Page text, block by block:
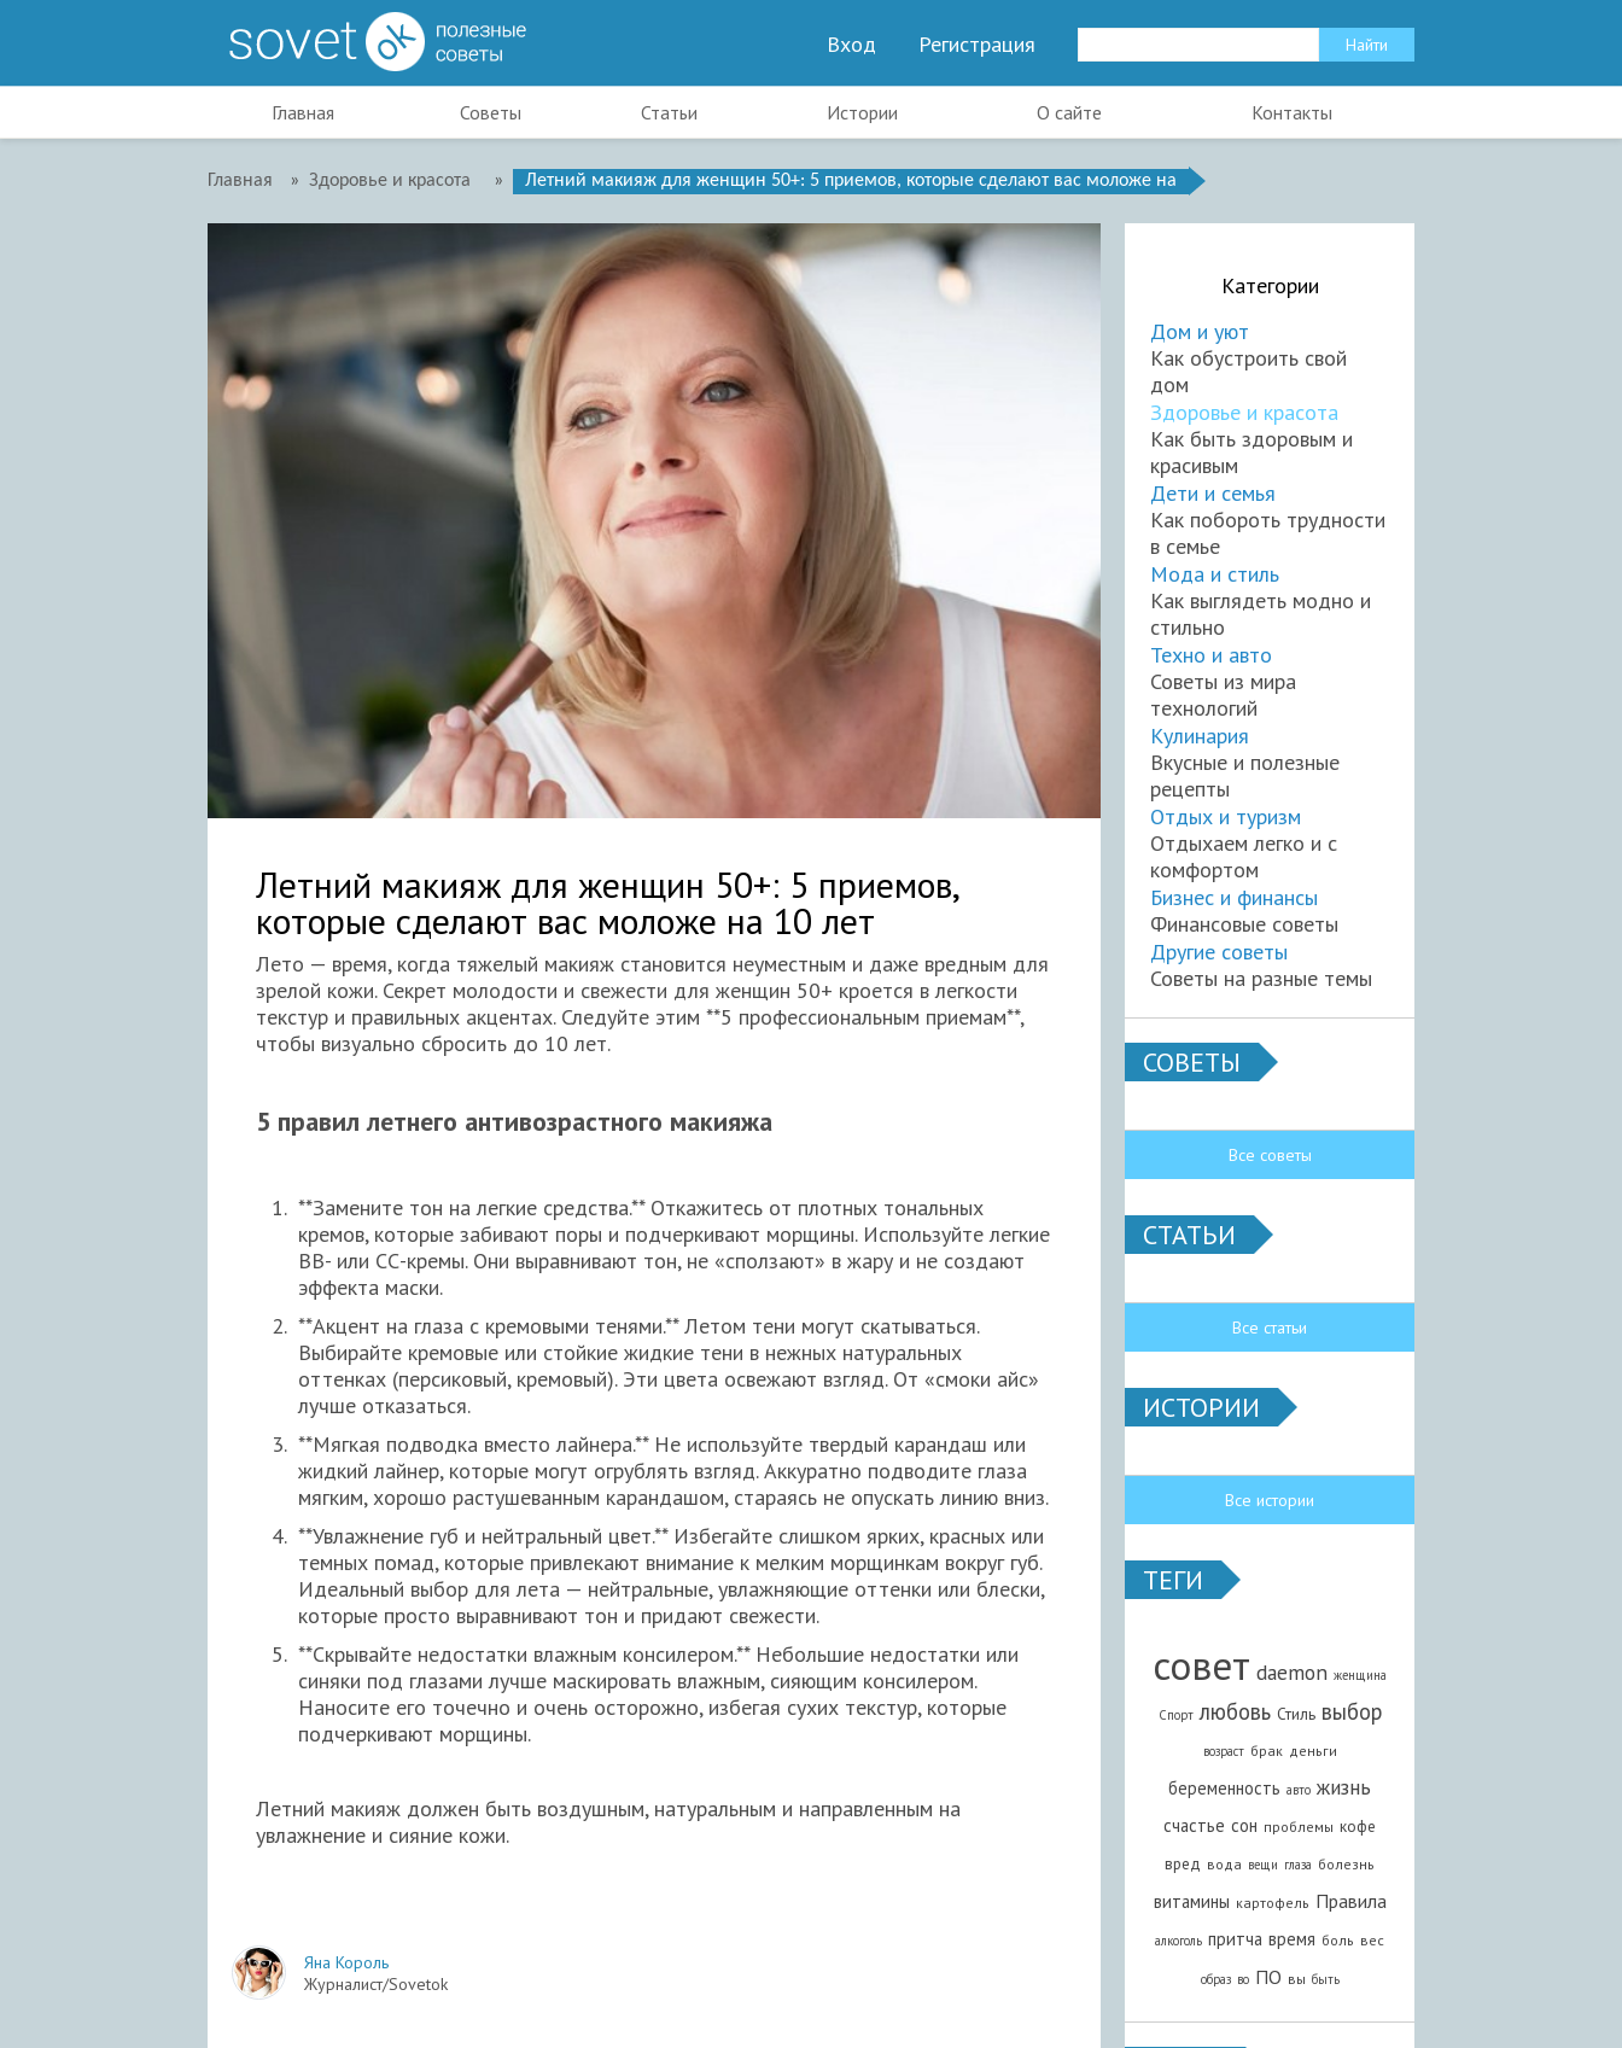
Вход Регистрация
Главная Советы Статьи Истории О сайте Контакты
Главная » Здоровье и красота » Летний макияж для женщин 50+: 5 приемов, которые сделают вас моложе на
Летний макияж для женщин 50+: 5 приемов,
которые сделают вас моложе на 10 лет
Лето — время, когда тяжелый макияж становится неуместным и даже вредным для
зрелой кожи. Секрет молодости и свежести для женщин 50+ кроется в легкости
текстур и правильных акцентах. Следуйте этим **5 профессиональным приемам**,
чтобы визуально сбросить до 10 лет.
5 правил летнего антивозрастного макияжа
**Замените тон на легкие средства.** Откажитесь от плотных тональных
кремов, которые забивают поры и подчеркивают морщины. Используйте легкие
ВВ- или СС-кремы. Они выравнивают тон, не «сползают» в жару и не создают
эффекта маски.
**Акцент на глаза с кремовыми тенями.** Летом тени могут скатываться.
Выбирайте кремовые или стойкие жидкие тени в нежных натуральных
оттенках (персиковый, кремовый). Эти цвета освежают взгляд. От «смоки айс»
лучше отказаться.
**Мягкая подводка вместо лайнера.** Не используйте твердый карандаш или
жидкий лайнер, которые могут огрублять взгляд. Аккуратно подводите глаза
мягким, хорошо растушеванным карандашом, стараясь не опускать линию вниз.
**Увлажнение губ и нейтральный цвет.** Избегайте слишком ярких, красных или
темных помад, которые привлекают внимание к мелким морщинкам вокруг губ.
Идеальный выбор для лета — нейтральные, увлажняющие оттенки или блески,
которые просто выравнивают тон и придают свежести.
**Скрывайте недостатки влажным консилером.** Небольшие недостатки или
синяки под глазами лучше маскировать влажным, сияющим консилером.
Наносите его точечно и очень осторожно, избегая сухих текстур, которые
подчеркивают морщины.
Летний макияж должен быть воздушным, натуральным и направленным на
увлажнение и сияние кожи.
Яна Король
Журналист/Sovetok
Категории
Дом и уют
Как обустроить свой
дом
Здоровье и красота
Как быть здоровым и
красивым
Дети и семья
Как побороть трудности
в семье
Мода и стиль
Как выглядеть модно и
стильно
Техно и авто
Советы из мира
технологий
Кулинария
Вкусные и полезные
рецепты
Отдых и туризм
Отдыхаем легко и с
комфортом
Бизнес и финансы
Финансовые советы
Другие советы
Советы на разные темы
СОВЕТЫ
Все советы
СТАТЬИ
Все статьи
ИСТОРИИ
Все истории
ТЕГИ
совет daemon женщина
Спорт любовь Стиль выбор
возраст брак деньги
беременность авто жизнь
счастье сон проблемы кофе
вред вода вещи глаза болезнь
витамины картофель Правила
алкоголь притча время боль вес
образ во ПО вы быть